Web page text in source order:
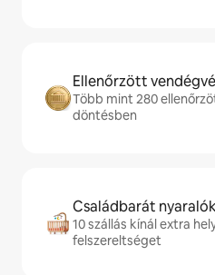
Ellenőrzött
Több mint 280
döntésben
Családbarát
10 szállás kínál extra
felszereltséget